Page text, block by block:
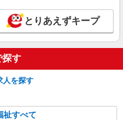
護助手＊医療行為はありま
円 ＜日払い有/週払い有/交
代含む)＞
とりあえずキープ
探す
人を探す
祉すべて